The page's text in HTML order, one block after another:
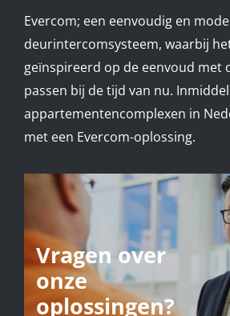
Evercom; een eenvoudig en
deurintercomsysteem, waarbij
geïnspireerd op de eenvoud met
passen bij de tijd van nu.
appartementencomplexen in
met een Evercom-oplossing.
Vragen over
onze
oplossingen?